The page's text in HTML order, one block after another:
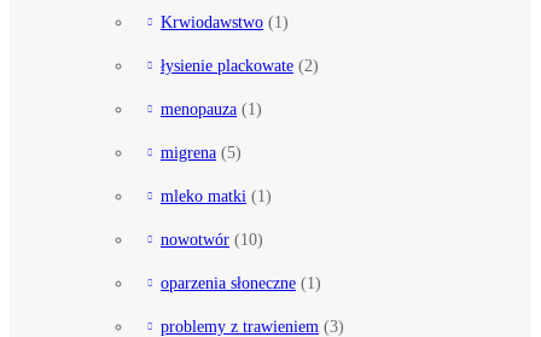
Krwiodawstwo (1)
łysienie plackowate (2)
menopauza (1)
migrena (5)
mleko matki (1)
nowotwór (10)
oparzenia słoneczne (1)
problemy z trawieniem (3)